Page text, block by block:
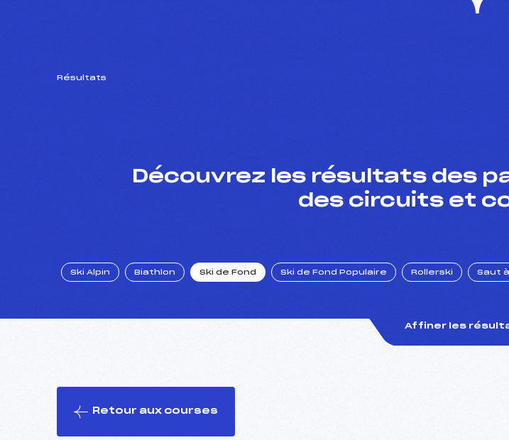
Résultats
Découvrez les résultats des
des circuits et
Ski Alpin Biathlon Ski de Fond Ski de Fond Populaire Rollerski Saut à
Affiner les
Retour aux courses